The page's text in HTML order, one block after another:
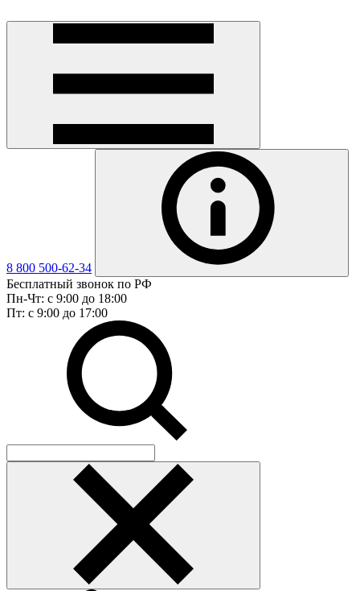
8 800 500-62-34
Бесплатный звонок по РФ
Пн-Чт: с 9:00 до 18:00
Пт: с 9:00 до 17:00